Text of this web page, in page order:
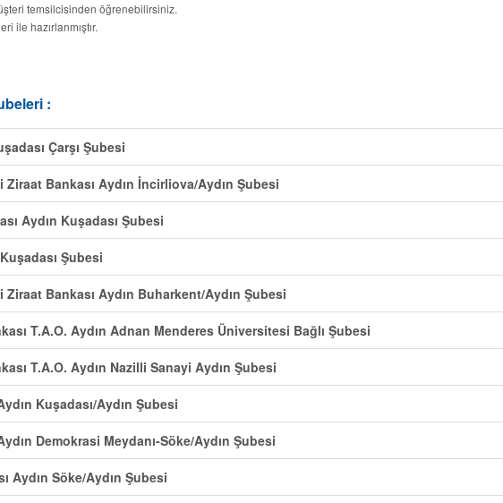
temsilcisinden öğrenebilirsiniz.
ile hazırlanmıştır.
:
Çarşı Şubesi
Bankası Aydın İncirliova/Aydın Şubesi
Aydın Kuşadası Şubesi
Şubesi
Bankası Aydın Buharkent/Aydın Şubesi
T.A.O. Aydın Adnan Menderes Üniversitesi Bağlı Şubesi
T.A.O. Aydın Nazilli Sanayi Aydın Şubesi
Kuşadası/Aydın Şubesi
Demokrasi Meydanı-Söke/Aydın Şubesi
Aydın Söke/Aydın Şubesi